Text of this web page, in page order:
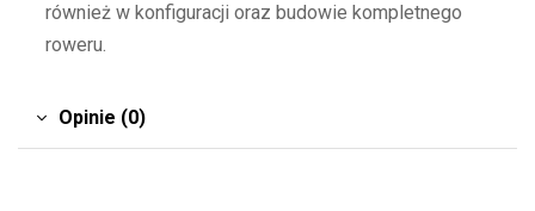
również w konfiguracji oraz budowie kompletnego
roweru.
Opinie (0)